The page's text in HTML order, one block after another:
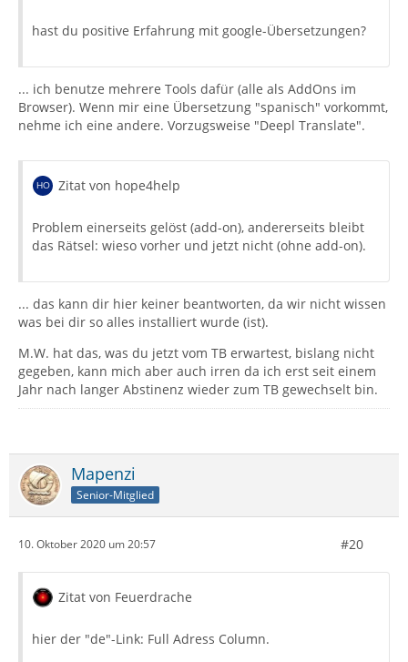
hast du positive Erfahrung mit google-Übersetzungen?
... ich benutze mehrere Tools dafür (alle als AddOns im
Browser). Wenn mir eine Übersetzung "spanisch" vorkommt,
nehme ich eine andere. Vorzugsweise "Deepl Translate".
Zitat von hope4help
Problem einerseits gelöst (add-on), andererseits bleibt
das Rätsel: wieso vorher und jetzt nicht (ohne add-on).
... das kann dir hier keiner beantworten, da wir nicht wissen
was bei dir so alles installiert wurde (ist).
M.W. hat das, was du jetzt vom TB erwartest, bislang nicht
gegeben, kann mich aber auch irren da ich erst seit einem
Jahr nach langer Abstinenz wieder zum TB gewechselt bin.
Mapenzi
Senior-Mitglied
10. Oktober 2020 um 20:57 #20
Zitat von Feuerdrache
hier der "de"-Link: Full Adress Column.